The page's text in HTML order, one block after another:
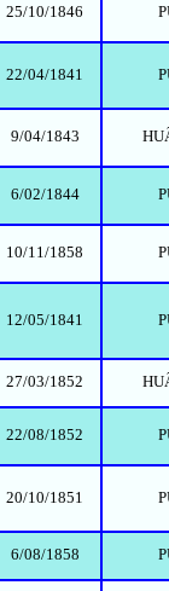
25/10/1846
22/04/1841
9/04/1843
6/02/1844
10/11/1858
12/05/1841
27/03/1852
22/08/1852
20/10/1851
6/08/1858